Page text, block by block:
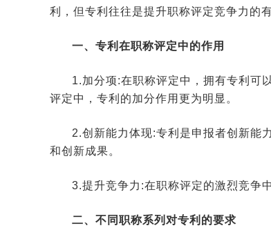
利，但专利往往是提升职称评定竞争力的
一、专利在职称评定中的作用
1.加分项:在职称评定中，拥有专利可
评定中，专利的加分作用更为明显。
2.创新能力体现:专利是申报者创新能
和创新成果。
3.提升竞争力:在职称评定的激烈竞争
二、不同职称系列对专利的要求